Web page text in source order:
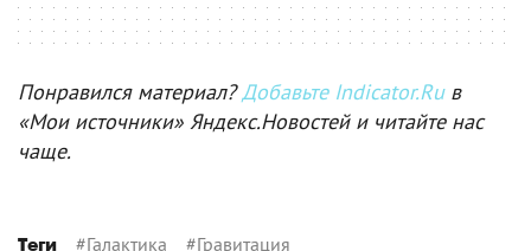
Понравился материал?Добавьте Indicator.Ruв
«Мои источники» Яндекс.Новостей и читайте нас
чаще.
Теги #Галактика #Гравитация